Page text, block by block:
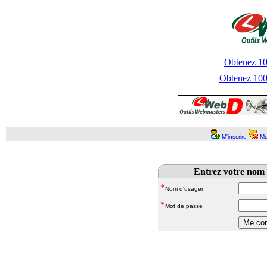
Obtenez
Obtenez
M'inscrire
Entrez votre nom
*Nom d'usager
*Mot de passe